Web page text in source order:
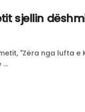
sjellin
"Zëra nga lufta e